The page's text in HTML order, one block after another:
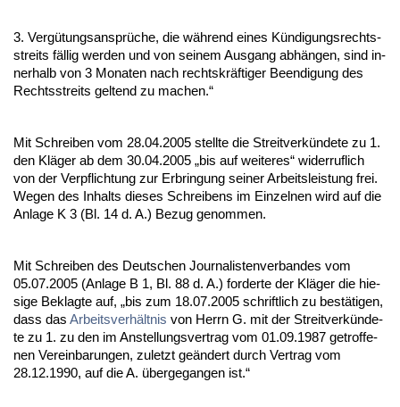
3. Vergütungs­ansprüche, die während ei­nes Kündi­gungs­rechts­
streits fällig wer­den und von sei­nem Aus­gang abhängen, sind in­
ner­halb von 3 Mo­na­ten nach rechts­kräfti­ger Be­en­di­gung des
Rechts­streits gel­tend zu ma­chen.“
Mit Schrei­ben vom 28.04.2005 stell­te die Streit­verkünde­te zu 1.
den Kläger ab dem 30.04.2005 „bis auf wei­te­res“ wi­der­ruf­lich
von der Ver­pflich­tung zur Er­brin­gung sei­ner Ar­beits­leis­tung frei.
We­gen des In­halts die­ses Schrei­bens im Ein­zel­nen wird auf die
An­la­ge K 3 (Bl. 14 d. A.) Be­zug ge­nom­men.
Mit Schrei­ben des Deut­schen Jour­na­lis­ten­ver­ban­des vom
05.07.2005 (An­la­ge B 1, Bl. 88 d. A.) for­der­te der Kläger die hie­
si­ge Be­klag­te auf, „bis zum 18.07.2005 schrift­lich zu bestäti­gen,
dass das Ar­beits­verhält­nis von Herrn G. mit der Streit­verkünde­
te zu 1. zu den im An­stel­lungs­ver­trag vom 01.09.1987 ge­trof­fe­
nen Ver­ein­ba­run­gen, zu­letzt geändert durch Ver­trag vom
28.12.1990, auf die A. über­ge­gan­gen ist.“